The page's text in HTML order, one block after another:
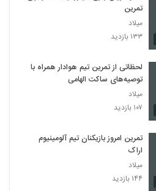
تمرین
میلاد
۱۳۳ بازدید
لحظاتی از تمرین تیم هوادار همراه با
توصیه‌های ساکت الهامی
میلاد
۱۰۷ بازدید
تمرین امروز بازیکنان تیم آلومینیوم
اراک
میلاد
۱۴۴ بازدید